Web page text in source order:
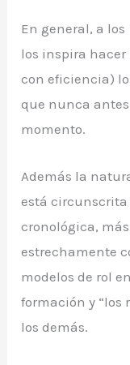
En general, a los
los inspira hacer
con eficiencia)
que nunca
momento.
Además la
está circunscrita
cronológica,
estrechamente
modelos de rol
formación y “los
los demás.